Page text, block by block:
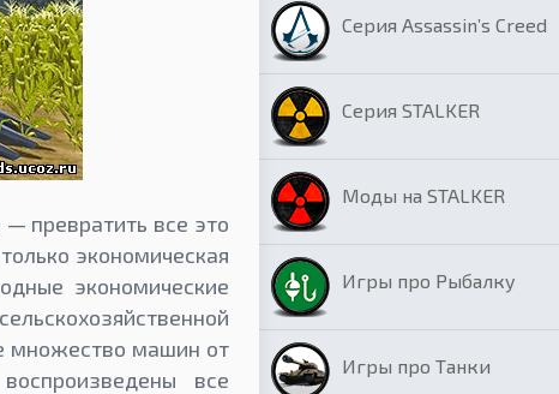
превратить все это
экономическая
экономические
множество машин от
все
Серия Assassin’s Creed
Серия STALKER
Моды на STALKER
Игры про Рыбалку
Игры про Танки